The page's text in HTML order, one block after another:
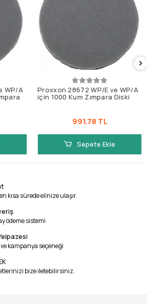
WP/A Proxxon 28672 WP/E ve WP/A
için 1000 Kum Zımpara Diski
991,78 TL
Sepete Ekle
kısa sürede elinize ulaşır.
ödeme sistemi
kampanya seçeneği
bize iletebilirsiniz.